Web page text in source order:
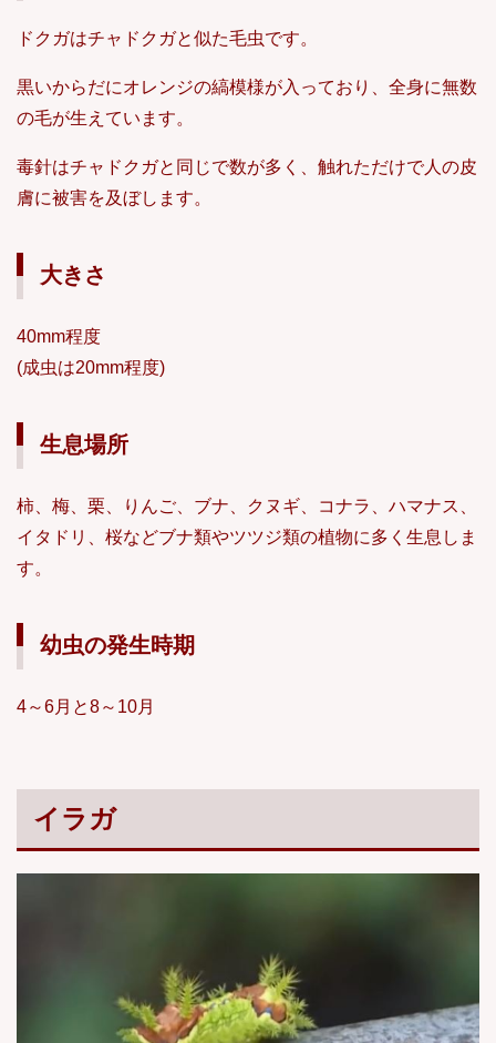
ドクガはチャドクガと似た毛虫です。
黒いからだにオレンジの縞模様が入っており、全身に無数
の毛が生えています。
毒針はチャドクガと同じで数が多く、触れただけで人の皮
膚に被害を及ぼします。
大きさ
40mm程度
(成虫は20mm程度)
生息場所
柿、梅、栗、りんご、ブナ、クヌギ、コナラ、ハマナス、
イタドリ、桜などブナ類やツツジ類の植物に多く生息しま
す。
幼虫の発生時期
4～6月と8～10月
イラガ